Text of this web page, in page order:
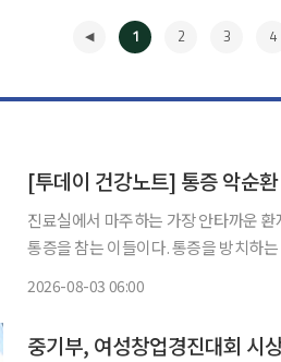
1 2 3 4
[투데이 건강노트] 통증 악순환
진료실에서 마주하는 가장 안타까운
통증을 참는 이들이다. 통증을 방치하는 것은 단
2026-08-03 06:00
중기부, 여성창업경진대회